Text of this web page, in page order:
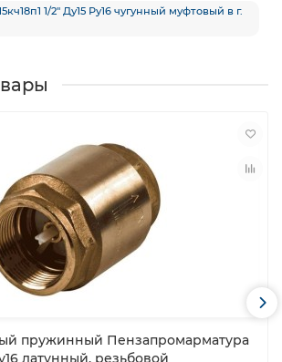
1/2″ Ду15 Ру16 чугунный муфтовый в г.
пружинный Пензапромарматура
латунный, резьбовой